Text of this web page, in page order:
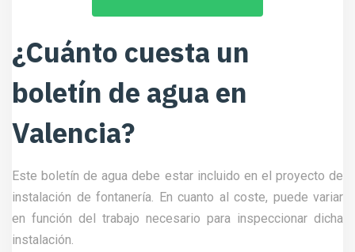
¿Cuánto cuesta un
boletín de agua en
Valencia?
Este boletín de agua debe estar incluido en el proyecto de
instalación de fontanería. En cuanto al coste, puede variar
en función del trabajo necesario para inspeccionar dicha
instalación.